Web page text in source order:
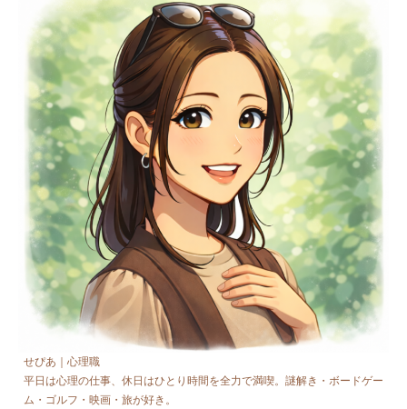
せぴあ｜心理職
平日は心理の仕事、休日はひとり時間を全力で満喫。謎解き・ボードゲー
ム・ゴルフ・映画・旅が好き。